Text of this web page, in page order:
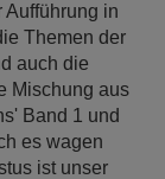
Aufführung in
Themen der
auch die
Mischung aus
Band 1 und
es wagen
ist unser